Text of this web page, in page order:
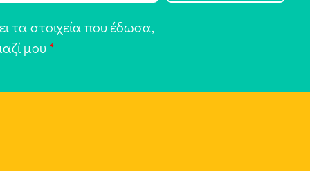
τα στοιχεία που έδωσα,
μου *